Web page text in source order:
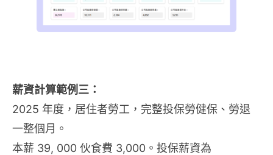
薪資計算範例三：
2025 年度，居住者勞工，完整投保勞健保、勞退
一整個月。
本薪 39, 000 伙食費 3,000。投保薪資為